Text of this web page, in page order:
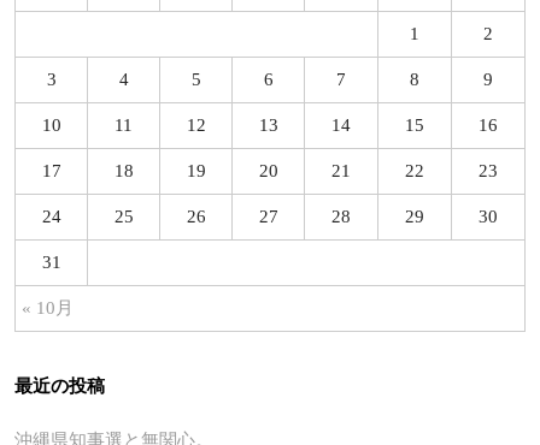
« 10月
1 2
3 4 5 6 7 8 9
10 11 12 13 14 15 16
17 18 19 20 21 22 23
24 25 26 27 28 29 30
31
最近の投稿
沖縄県知事選と無関心。